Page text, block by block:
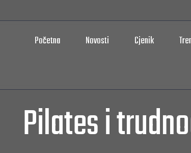
Početna Novosti Cjenik
Pilates i